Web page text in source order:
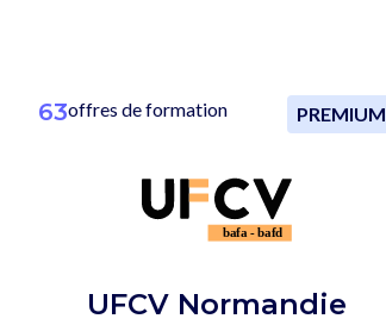
63offres de formation PREMIUM
UFCV Normandie